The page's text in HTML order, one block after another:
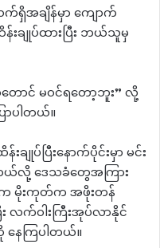
အချိန်မှာ ကျောက်
ျုပ်ထားပြီး ဘယ်သူမှ
ောင် မဝင်ရတော့ဘူး” လို့
ပါတယ်။
ပ်ပြီးနောက်ပိုင်းမှာ မင်း
ယ်လို့ ဒေသခံတွေအကြား
က မိုးကုတ်က အဖိုးတန်
က်ဝါးကြီးအုပ်လာနိုင်
ေကြပါတယ်။